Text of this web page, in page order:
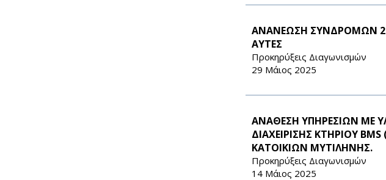
ΑΝΑΝΕΩΣΗ ΣΥΝΔΡΟΜΩΝ 2
ΑΥΤΕΣ
Προκηρύξεις Διαγωνισμών
29 Μάιος 2025
ΑΝΑΘΕΣΗ ΥΠΗΡΕΣΙΩΝ ΜΕ
ΔΙΑΧΕΙΡΙΣΗΣ ΚΤΗΡΙΟΥ
ΚΑΤΟΙΚΙΩΝ ΜΥΤΙΛΗΝΗΣ.
Προκηρύξεις Διαγωνισμών
14 Μάιος 2025